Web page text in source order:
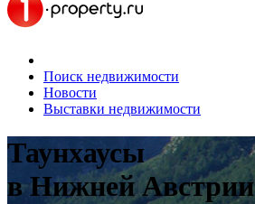
Поиск недвижимости
Новости
Выставки недвижимости
Таунхаусы
в Нижней Австрии